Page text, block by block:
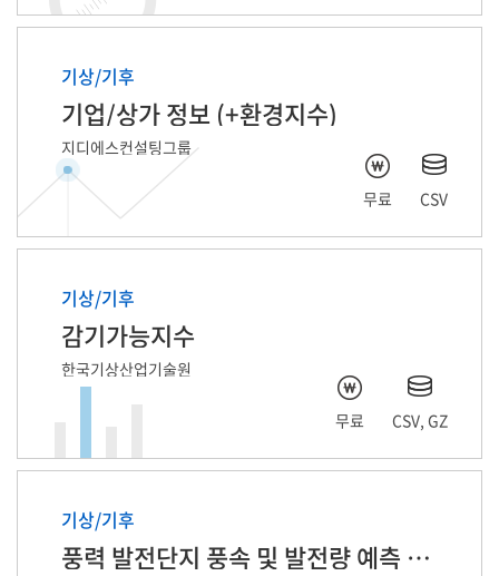
기상/기후
기업/상가 정보 (+환경지수)
지디에스컨설팅그룹
무료 CSV
기상/기후
감기가능지수
한국기상산업기술원
무료 CSV, GZ
기상/기후
풍력 발전단지 풍속 및 발전량 예측 자료